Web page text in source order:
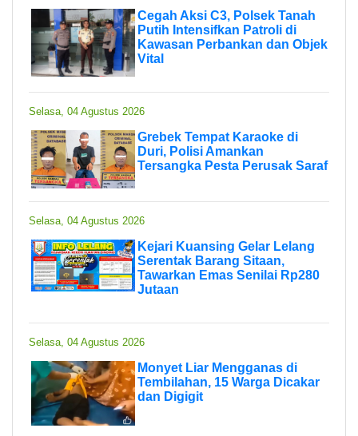
Cegah Aksi C3, Polsek Tanah
Putih Intensifkan Patroli di
Kawasan Perbankan dan Objek
Vital
Selasa, 04 Agustus 2026
Grebek Tempat Karaoke di
Duri, Polisi Amankan
Tersangka Pesta Perusak Saraf
Selasa, 04 Agustus 2026
Kejari Kuansing Gelar Lelang
Serentak Barang Sitaan,
Tawarkan Emas Senilai Rp280
Jutaan
Selasa, 04 Agustus 2026
Monyet Liar Mengganas di
Tembilahan, 15 Warga Dicakar
dan Digigit